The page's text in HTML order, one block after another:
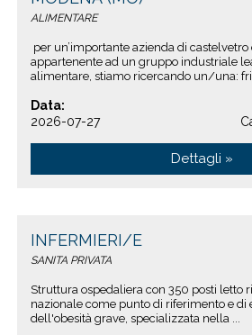
ALIMENTARE
per un’importante azienda di
appartenente ad un gruppo industriale
alimentare, stiamo ricercando un/una:
Data:
2026-07-27
Dettagli »
INFERMIERI/E
SANITA PRIVATA
Struttura ospedaliera con 350 posti letto
nazionale come punto di riferimento e di
dell'obesità grave, specializzata nella ...